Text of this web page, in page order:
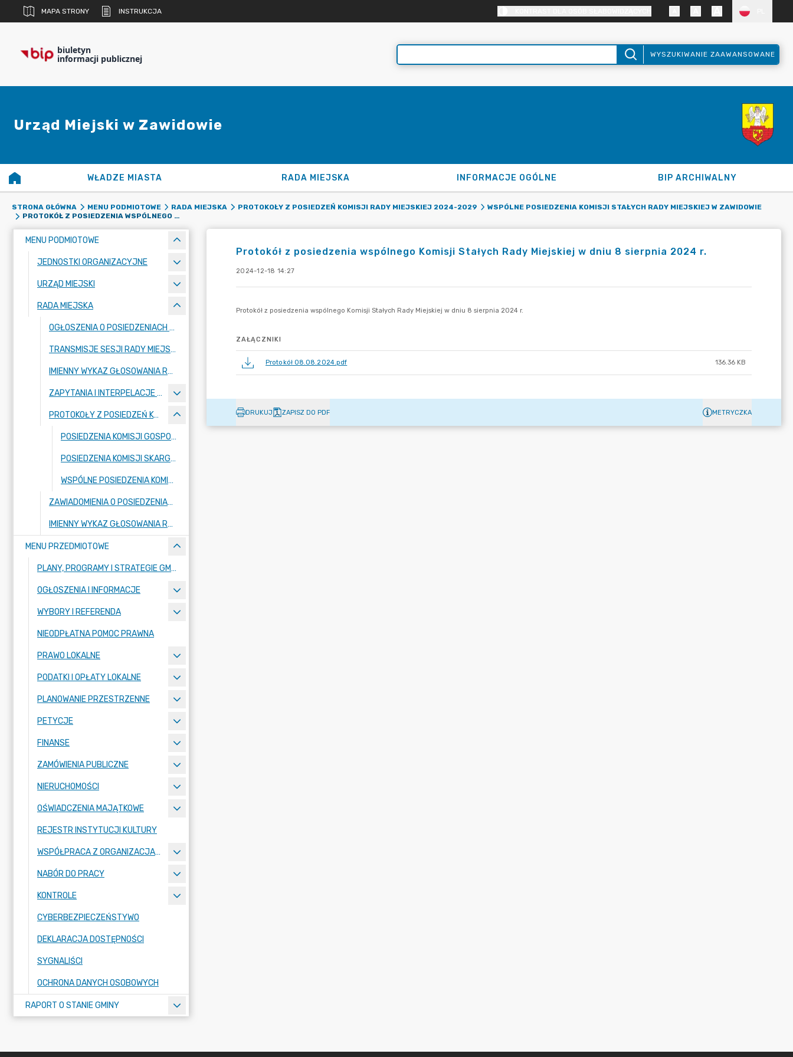
MAPA STRONY INSTRUKCJA
biuletyn
informacji publicznej WYSZUKIWANIE ZAAWANSOWANE
Urząd Miejski w Zawidowie
WŁADZE MIASTA RADA MIEJSKA INFORMACJE OGÓLNE BIP ARCHIWALNY
STRONA GŁÓWNA MENU PODMIOTOWE RADA MIEJSKA PROTOKOŁY Z POSIEDZEŃ KOMISJI RADY MIEJSKIEJ 2024-2029
WSPÓLNE POSIEDZENIA KOMISJI STAŁYCH RADY MIEJSKIEJ W ZAWIDOWIE
PROTOKÓŁ Z POSIEDZENIA WSPÓLNEGO KOMISJI STAŁYCH RADY MIEJSKIEJ W DNIU 8 SIERPNIA 2024 R.
MENU PODMIOTOWE
JEDNOSTKI ORGANIZACYJNE
URZĄD MIEJSKI
RADA MIEJSKA
OGŁOSZENIA O POSIEDZENIACH RADY MIEJSKIEJ
TRANSMISJE SESJI RADY MIEJSKIEJ
IMIENNY WYKAZ GŁOSOWANIA RADNYCH - KADENCJA 2024-2029
ZAPYTANIA I INTERPELACJE RADNYCH
PROTOKOŁY Z POSIEDZEŃ KOMISJI RADY MIEJSKIEJ 2024-2029
POSIEDZENIA KOMISJI GOSPODARKI KOMUNALNEJ I OCHRONY ŚRODOWISKA RADY MIEJSKIEJ W ZAWIDOWIE
POSIEDZENIA KOMISJI SKARG, WNIOSKÓW I PETYCJI RADY MIEJSKIEJ W ZAWIDOWIE
WSPÓLNE POSIEDZENIA KOMISJI STAŁYCH RADY MIEJSKIEJ W ZAWIDOWIE
ZAWIADOMIENIA O POSIEDZENIACH KOMISJI
IMIENNY WYKAZ GŁOSOWANIA RADNYCH - KADENCJA 2018-2023
MENU PRZEDMIOTOWE
PLANY, PROGRAMY I STRATEGIE GMINY
OGŁOSZENIA I INFORMACJE
WYBORY I REFERENDA
NIEODPŁATNA POMOC PRAWNA
PRAWO LOKALNE
PODATKI I OPŁATY LOKALNE
PLANOWANIE PRZESTRZENNE
PETYCJE
FINANSE
ZAMÓWIENIA PUBLICZNE
NIERUCHOMOŚCI
OŚWIADCZENIA MAJĄTKOWE
REJESTR INSTYTUCJI KULTURY
WSPÓŁPRACA Z ORGANIZACJAMI POZARZĄDOWYMI
NABÓR DO PRACY
KONTROLE
CYBERBEZPIECZEŃSTYWO
DEKLARACJA DOSTĘPNOŚCI
SYGNALIŚCI
OCHRONA DANYCH OSOBOWYCH
RAPORT O STANIE GMINY
Protokół z posiedzenia wspólnego Komisji Stałych Rady Miejskiej w dniu 8 sierpnia 2024 r.
2024-12-18 14:27
ZAŁĄCZNIKI
Protokół 08.08.2024.pdf 136.36 KB
DRUKUJ ZAPISZ DO PDF METRYCZKA